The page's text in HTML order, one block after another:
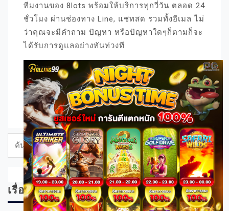
ทีมงานของ 8lots พร้อมให้บริการทุกวี่วัน ตลอด 24
ชั่วโมง ผ่านช่องทาง Line, แชทสด รวมทั้งอีเมล ไม่
ว่าคุณจะมีคำถาม ปัญหา หรือปัญหาใดๆก็ตามก็จะ
ได้รับการดูแลอย่างทันท่วงที
ค้นหา
สำหรับ:
เรื่องล่าสุด